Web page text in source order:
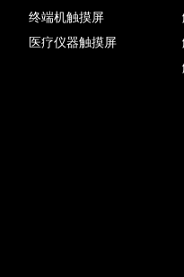
终端机触摸屏
医疗仪器触摸屏